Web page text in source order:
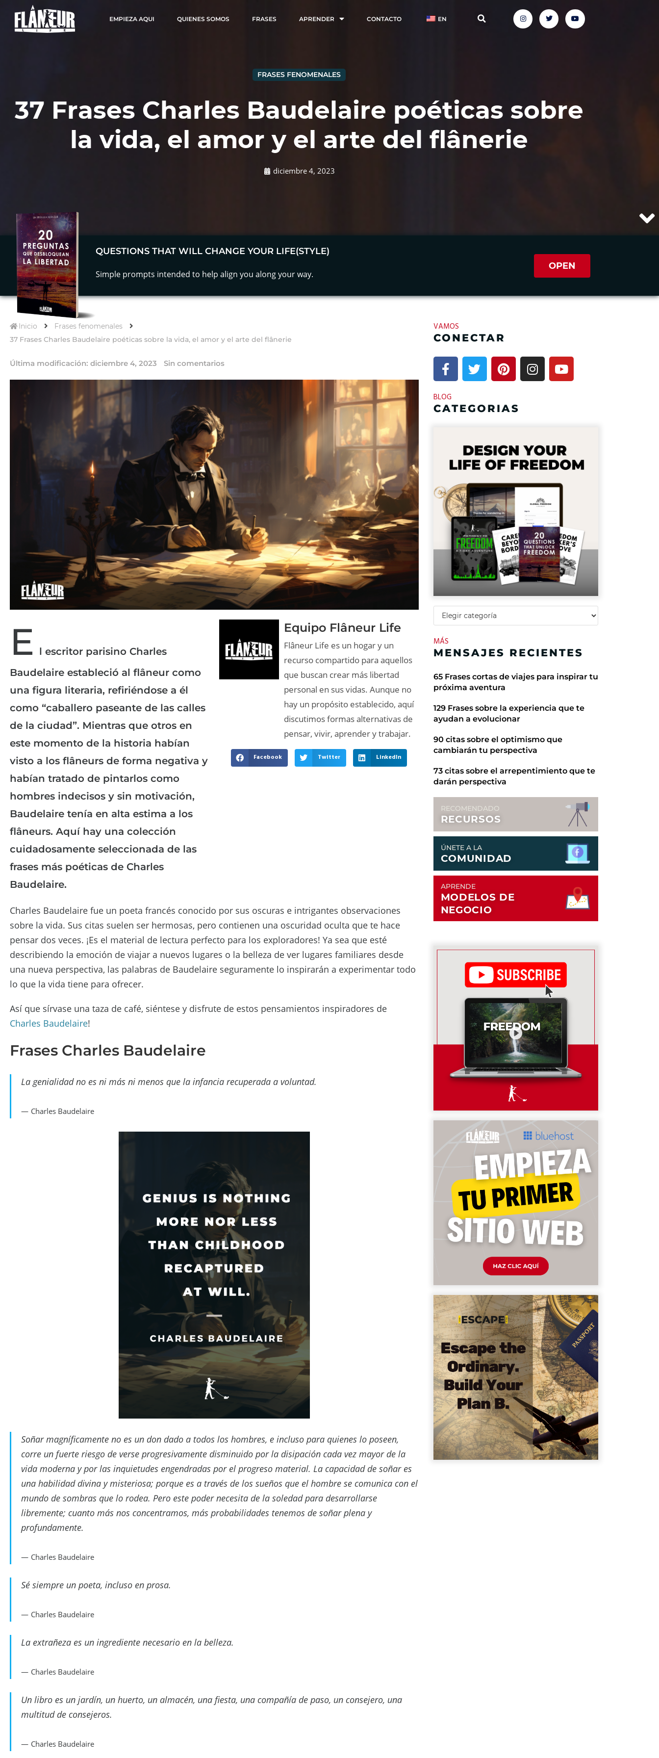
EMPIEZA AQUI QUIENES SOMOS FRASES APRENDER CONTACTO EN
FRASES FENOMENALES
37 Frases Charles Baudelaire poéticas sobre
la vida, el amor y el arte del flânerie
diciembre 4, 2023
QUESTIONS THAT WILL CHANGE YOUR LIFE(STYLE)
Simple prompts intended to help align you along your way.
OPEN
Inicio
Frases fenomenales
37 Frases Charles Baudelaire poéticas sobre la vida, el amor y el arte del flânerie
Última modificación: diciembre 4, 2023 Sin comentarios
E
l escritor parisino Charles
Baudelaire estableció al flâneur como
una figura literaria, refiriéndose a él
como “caballero paseante de las calles
de la ciudad”. Mientras que otros en
este momento de la historia habían
visto a los flâneurs de forma negativa y
habían tratado de pintarlos como
hombres indecisos y sin motivación,
Baudelaire tenía en alta estima a los
flâneurs. Aquí hay una colección
cuidadosamente seleccionada de las
frases más poéticas de Charles
Baudelaire.
Equipo Flâneur Life
Flâneur Life es un hogar y un
recurso compartido para aquellos
que buscan crear más libertad
personal en sus vidas. Aunque no
hay un propósito establecido, aquí
discutimos formas alternativas de
pensar, vivir, aprender y trabajar.
Facebook Twitter LinkedIn
Charles Baudelaire fue un poeta francés conocido por sus oscuras e intrigantes observaciones
sobre la vida. Sus citas suelen ser hermosas, pero contienen una oscuridad oculta que te hace
pensar dos veces. ¡Es el material de lectura perfecto para los exploradores! Ya sea que esté
describiendo la emoción de viajar a nuevos lugares o la belleza de ver lugares familiares desde
una nueva perspectiva, las palabras de Baudelaire seguramente lo inspirarán a experimentar todo
lo que la vida tiene para ofrecer.
Así que sírvase una taza de café, siéntese y disfrute de estos pensamientos inspiradores de
Charles Baudelaire!
Frases Charles Baudelaire
La genialidad no es ni más ni menos que la infancia recuperada a voluntad.
Charles Baudelaire
Soñar magníficamente no es un don dado a todos los hombres, e incluso para quienes lo poseen,
corre un fuerte riesgo de verse progresivamente disminuido por la disipación cada vez mayor de la
vida moderna y por las inquietudes engendradas por el progreso material. La capacidad de soñar es
una habilidad divina y misteriosa; porque es a través de los sueños que el hombre se comunica con el
mundo de sombras que lo rodea. Pero este poder necesita de la soledad para desarrollarse
libremente; cuanto más nos concentramos, más probabilidades tenemos de soñar plena y
profundamente.
Charles Baudelaire
Sé siempre un poeta, incluso en prosa.
Charles Baudelaire
La extrañeza es un ingrediente necesario en la belleza.
Charles Baudelaire
Un libro es un jardín, un huerto, un almacén, una fiesta, una compañía de paso, un consejero, una
multitud de consejeros.
Charles Baudelaire
VAMOS
CONECTAR
BLOG
CATEGORIAS
MÁS
MENSAJES RECIENTES
65 Frases cortas de viajes para inspirar tu
próxima aventura
129 Frases sobre la experiencia que te
ayudan a evolucionar
90 citas sobre el optimismo que
cambiarán tu perspectiva
73 citas sobre el arrepentimiento que te
darán perspectiva
RECOMENDADO
RECURSOS
ÚNETE A LA
COMUNIDAD
APRENDE
MODELOS DE
NEGOCIO